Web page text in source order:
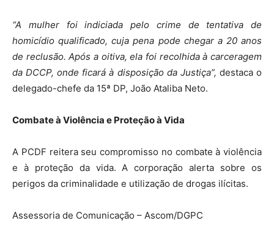
“A mulher foi indiciada pelo crime de tentativa de
homicídio qualificado, cuja pena pode chegar a 20 anos
de reclusão. Após a oitiva, ela foi recolhida à carceragem
da DCCP, onde ficará à disposição da Justiça”, destaca o
delegado-chefe da 15ª DP, João Ataliba Neto.
Combate à Violência e Proteção à Vida
A PCDF reitera seu compromisso no combate à violência
e à proteção da vida. A corporação alerta sobre os
perigos da criminalidade e utilização de drogas ilícitas.
Assessoria de Comunicação – Ascom/DGPC